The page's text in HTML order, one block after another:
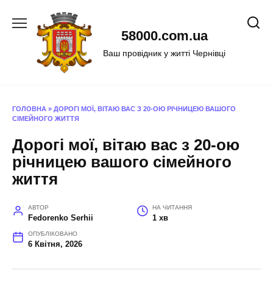
58000.com.ua
Ваш провідник у житті Чернівці
ГОЛОВНА » ДОРОГІ МОЇ, ВІТАЮ ВАС З 20-ОЮ РІЧНИЦЕЮ ВАШОГО
СІМЕЙНОГО ЖИТТЯ
Дорогі мої, вітаю вас з 20-ою
річницею вашого сімейного
життя
АВТОР
Fedorenko Serhii
НА ЧИТАННЯ
1 хв
ОПУБЛІКОВАНО
6 Квітня, 2026